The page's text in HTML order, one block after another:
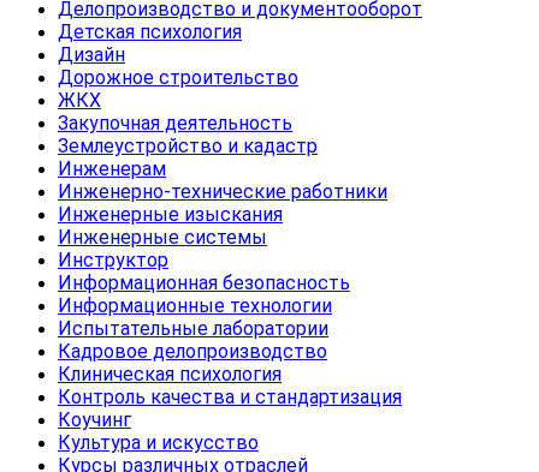
Делопроизводство и документооборот
Детская психология
Дизайн
Дорожное строительство
ЖКХ
Закупочная деятельность
Землеустройство и кадастр
Инженерам
Инженерно-технические работники
Инженерные изыскания
Инженерные системы
Инструктор
Информационная безопасность
Информационные технологии
Испытательные лаборатории
Кадровое делопроизводство
Клиническая психология
Контроль качества и стандартизация
Коучинг
Культура и искусство
Курсы различных отраслей